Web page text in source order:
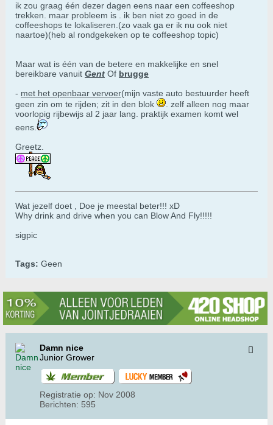
ik zou graag één dezer dagen eens naar een coffeeshop
trekken. maar probleem is . ik ben niet zo goed in de
coffeeshops te lokaliseren.(zo vaak ga er ik nu ook niet
naartoe)(heb al rondgekeken op te coffeeshop topic)
Maar wat is één van de betere en makkelijke en snel
bereikbare vanuit Gent Of brugge
- met het openbaar vervoer(mijn vaste auto bestuurder heeft
geen zin om te rijden; zit in den blok
. zelf alleen nog maar
voorlopig rijbewijs al 2 jaar lang. praktijk examen komt wel
eens.
Greetz.
Wat jezelf doet , Doe je meestal beter!!! xD
Why drink and drive when you can Blow And Fly!!!!!
sigpic
Tags: Geen
Damn nice
Junior Grower
Registratie op: Nov 2008
Berichten: 595